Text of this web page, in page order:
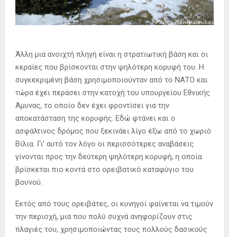
Άλλη μια ανοιχτή πληγή είναι η στρατιωτική βάση και οι
κεραίες που βρίσκονται στην ψηλότερη κορυφή του. Η
συγκεκριμένη βάση χρησιμοποιούνταν από το ΝΑΤΟ και
τώρα έχει περάσει στην κατοχή του υπουργείου Εθνικής
Άμυνας, το οποίο δεν έχει φροντίσει για την
αποκατάσταση της κορυφής. Εδώ φτάνει και ο
ασφάλτινος δρόμος που ξεκινάει λίγο έξω από το χωριό
Βίλια. Γι’ αυτό τον λόγο οι περισσότερες αναβάσεις
γίνονται προς την δεύτερη ψηλότερη κορυφή, η οποία
βρίσκεται πιο κοντά στο ορειβατικό καταφύγιο του
βουνού.
Εκτός από τους ορειβάτες, οι κυνηγοί φαίνεται να τιμούν
την περιοχή, μια που πολύ συχνά ανηφορίζουν στις
πλαγιές του, χρησιμοποιώντας τους πολλούς δασικούς